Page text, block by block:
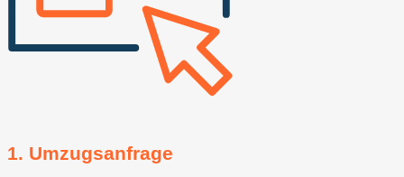
1. Umzugsanfrage